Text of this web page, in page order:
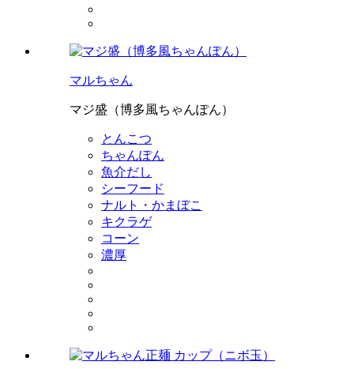
マルちゃん
マジ盛（博多風ちゃんぽん）
とんこつ
ちゃんぽん
魚介だし
シーフード
ナルト・かまぼこ
キクラゲ
コーン
濃厚